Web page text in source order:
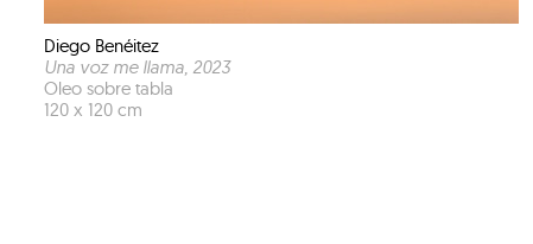
Diego Benéitez
Una voz me llama, 2023
Oleo sobre tabla
120 x 120 cm